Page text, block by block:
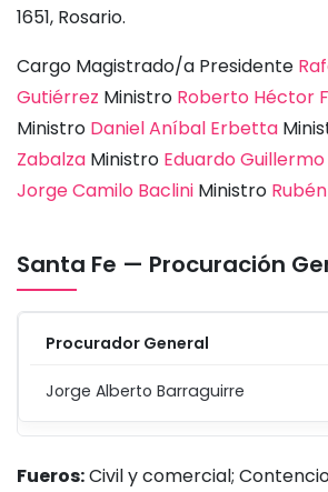
1651, Rosario.
Cargo Magistrado/a Presidente
Gutiérrez Ministro Roberto Héctor
Ministro Daniel Aníbal Erbetta
Zabalza Ministro Eduardo
Jorge Camilo Baclini Ministro
Santa Fe — Procuración
Procurador General
Jorge Alberto Barraguirre
Fueros:Civil y comercial;